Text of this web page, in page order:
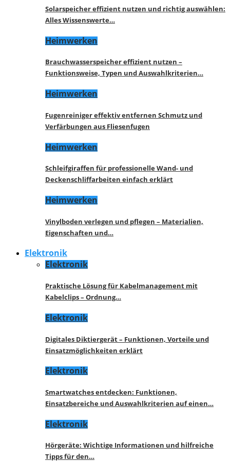
Solarspeicher effizient nutzen und richtig auswählen:
Alles Wissenswerte…
Heimwerken
Brauchwasserspeicher effizient nutzen –
Funktionsweise, Typen und Auswahlkriterien…
Heimwerken
Fugenreiniger effektiv entfernen Schmutz und
Verfärbungen aus Fliesenfugen
Heimwerken
Schleifgiraffen für professionelle Wand- und
Deckenschliffarbeiten einfach erklärt
Heimwerken
Vinylboden verlegen und pflegen – Materialien,
Eigenschaften und…
Elektronik
Elektronik
Praktische Lösung für Kabelmanagement mit
Kabelclips – Ordnung…
Elektronik
Digitales Diktiergerät – Funktionen, Vorteile und
Einsatzmöglichkeiten erklärt
Elektronik
Smartwatches entdecken: Funktionen,
Einsatzbereiche und Auswahlkriterien auf einen…
Elektronik
Hörgeräte: Wichtige Informationen und hilfreiche
Tipps für den…